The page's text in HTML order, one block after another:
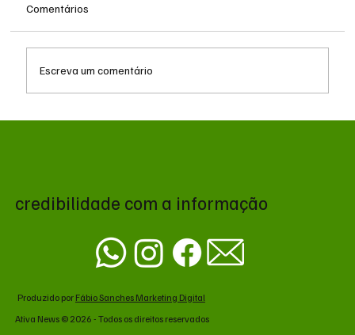
Comentários
Escreva um comentário
credibilidade com a informação
Produzido por Fábio Sanches Marketing Digital
Ativa News © 2026 - Todos os direitos reservados